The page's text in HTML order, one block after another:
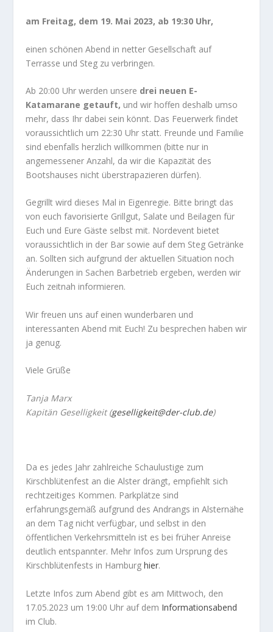
am Freitag, dem 19. Mai 2023, ab 19:30 Uhr,
einen schönen Abend in netter Gesellschaft auf
Terrasse und Steg zu verbringen.
Ab 20:00 Uhr werden unsere drei neuen E-
Katamarane getauft, und wir hoffen deshalb umso
mehr, dass Ihr dabei sein könnt. Das Feuerwerk findet
voraussichtlich um 22:30 Uhr statt. Freunde und Familie
sind ebenfalls herzlich willkommen (bitte nur in
angemessener Anzahl, da wir die Kapazität des
Bootshauses nicht überstrapazieren dürfen).
Gegrillt wird dieses Mal in Eigenregie. Bitte bringt das
von euch favorisierte Grillgut, Salate und Beilagen für
Euch und Eure Gäste selbst mit. Nordevent bietet
voraussichtlich in der Bar sowie auf dem Steg Getränke
an. Sollten sich aufgrund der aktuellen Situation noch
Änderungen in Sachen Barbetrieb ergeben, werden wir
Euch zeitnah informieren.
Wir freuen uns auf einen wunderbaren und
interessanten Abend mit Euch! Zu besprechen haben wir
ja genug.
Viele Grüße
Tanja Marx
Kapitän Geselligkeit (geselligkeit@der-club.de)
Da es jedes Jahr zahlreiche Schaulustige zum
Kirschblütenfest an die Alster drängt, empfiehlt sich
rechtzeitiges Kommen. Parkplätze sind
erfahrungsgemäß aufgrund des Andrangs in Alsternähe
an dem Tag nicht verfügbar, und selbst in den
öffentlichen Verkehrsmitteln ist es bei früher Anreise
deutlich entspannter. Mehr Infos zum Ursprung des
Kirschblütenfests in Hamburghier.
Letzte Infos zum Abend gibt es am Mittwoch, den
17.05.2023 um 19:00 Uhr auf dem Informationsabend
im Club.